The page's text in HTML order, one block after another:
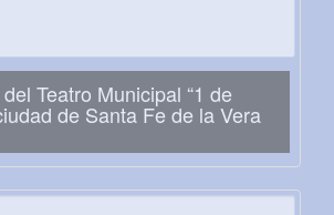
Teatro Municipal “1 de
de Santa Fe de la Vera